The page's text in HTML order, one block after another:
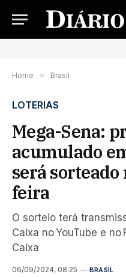
Home » Brasil
LOTERIAS
Mega-Sena:
acumulado
será sorteado
feira
O sorteio terá
Caixa no YouTube e
Caixa
06/09/2024, 08:25 BRASIL